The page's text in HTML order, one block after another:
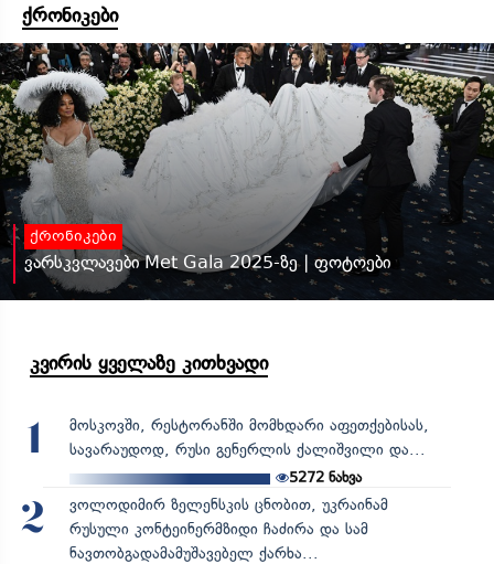
ქრონიკები
ქრონიკები
ვარსკვლავები Met Gala 2025-ზე | ფოტოები
კვირის ყველაზე კითხვადი
1
მოსკოვში, რესტორანში მომხდარი აფეთქებისას,
სავარაუდოდ, რუსი გენერლის ქალიშვილი და...
5272 ნახვა
2
ვოლოდიმირ ზელენსკის ცნობით, უკრაინამ
რუსული კონტეინერმზიდი ჩაძირა და სამ
ნავთობგადამამუშავებელ ქარხა...